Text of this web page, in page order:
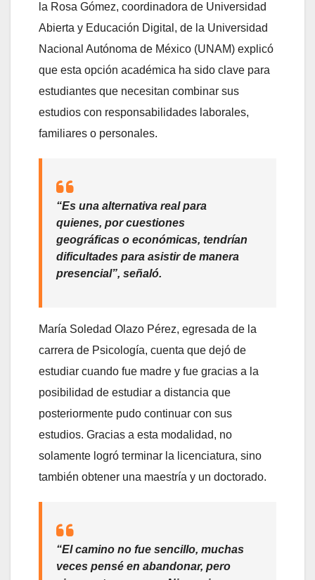
la Rosa Gómez, coordinadora de Universidad
Abierta y Educación Digital, de la Universidad
Nacional Autónoma de México (UNAM) explicó
que esta opción académica ha sido clave para
estudiantes que necesitan combinar sus
estudios con responsabilidades laborales,
familiares o personales.
“Es una alternativa real para
quienes, por cuestiones
geográficas o económicas, tendrían
dificultades para asistir de manera
presencial”, señaló.
María Soledad Olazo Pérez, egresada de la
carrera de Psicología, cuenta que dejó de
estudiar cuando fue madre y fue gracias a la
posibilidad de estudiar a distancia que
posteriormente pudo continuar con sus
estudios. Gracias a esta modalidad, no
solamente logró terminar la licenciatura, sino
también obtener una maestría y un doctorado.
“El camino no fue sencillo, muchas
veces pensé en abandonar, pero